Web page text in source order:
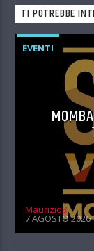
TI POTREBBE
EVENTI
MaurizioB
7 AGOSTO 2026